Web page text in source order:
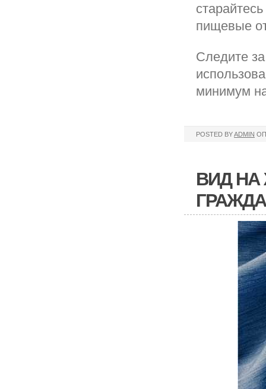
пищевые
Следите
минимум
POSTED BYADMIN
ВИД НА